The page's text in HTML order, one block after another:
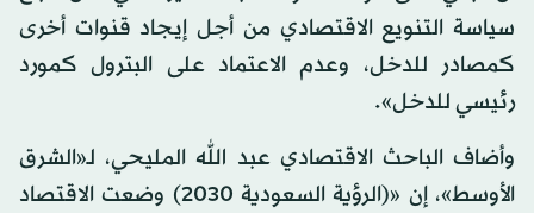
سياسة التنويع الاقتصادي من أجل إيجاد قنوات أخرى
كمصادر للدخل، وعدم الاعتماد على البترول كمورد
رئيسي للدخل».
وأضاف الباحث الاقتصادي عبد الله المليحي، لـ«الشرق
الأوسط»، إن «(الرؤية السعودية 2030) وضعت الاقتصاد